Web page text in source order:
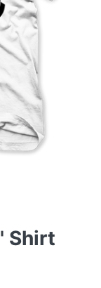
Shirt